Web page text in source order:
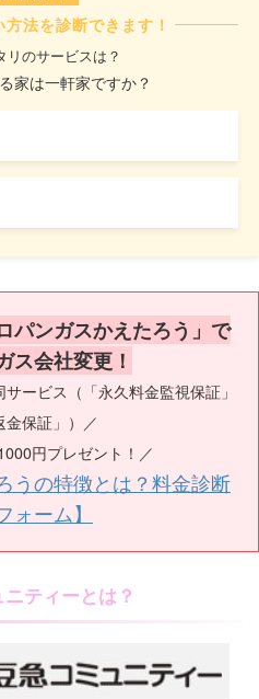
法を診断できます！
リのサービスは？
家は一軒家ですか？
パンガスかえたろう」で
ス会社変更！
ービス（「永久料金監視保証」
金保証」）／
円プレゼント！／
うの特徴とは？料金診断
ォーム】
ティーとは？